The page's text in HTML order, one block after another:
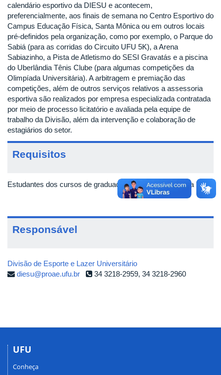
calendário esportivo da DIESU e acontecem,
preferencialmente, aos finais de semana no Centro Esportivo do
Campus Educação Física, Santa Mônica ou em outros locais
pré-definidos pela organização, como por exemplo, o Parque do
Sabiá (para as corridas do Circuito UFU 5K), a Arena
Sabiazinho, a Pista de Atletismo do SESI Gravatás e a piscina
do Uberlândia Tênis Clube (para algumas competições da
Olimpíada Universitária). A arbitragem e premiação das
competições, além de outros serviços relativos a assessoria
esportiva são realizados por empresa especializada contratada
por meio de processo licitatório e avaliada pela equipe de
trabalho da Divisão, além da intervenção e colaboração de
estagiários do setor.
Requisitos
Estudantes dos cursos de graduação e pós-graduação da UFU.
Responsável
Divisão de Esporte e Lazer Universitário
diesu@proae.ufu.br
34 3218-2959, 34 3218-2960
UFU
Conheça